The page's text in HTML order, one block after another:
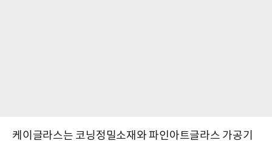
케이글라스는 코닝정밀소재와 파인아트글라스 가공기